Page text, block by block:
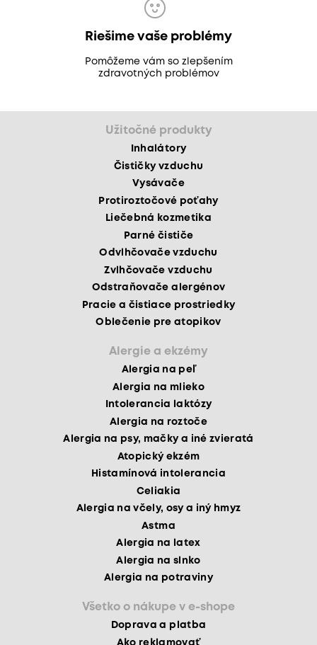
Riešime vaše problémy
Pomôžeme vám so zlepšením
zdravotných problémov
Užitočné produkty
Inhalátory
Čističky vzduchu
Vysávače
Protiroztočové poťahy
Liečebná kozmetika
Parné čističe
Odvlhčovače vzduchu
Zvlhčovače vzduchu
Odstraňovače alergénov
Pracie a čistiace prostriedky
Oblečenie pre atopikov
Alergie a ekzémy
Alergia na peľ
Alergia na mlieko
Intolerancia laktózy
Alergia na roztoče
Alergia na psy, mačky a iné zvieratá
Atopický ekzém
Histamínová intolerancia
Celiakia
Alergia na včely, osy a iný hmyz
Astma
Alergia na latex
Alergia na slnko
Alergia na potraviny
Všetko o nákupe v e-shope
Doprava a platba
Ako reklamovať